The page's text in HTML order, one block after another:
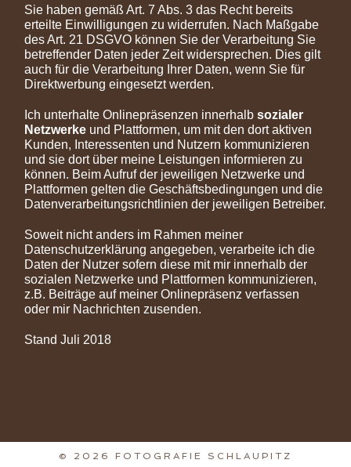
Sie haben gemäß Art. 7 Abs. 3 das Recht bereits
erteilte Einwilligungen zu widerrufen. Nach Maßgabe
des Art. 21 DSGVO können Sie der Verarbeitung Sie
betreffender Daten jeder Zeit widersprechen. Dies gilt
auch für die Verarbeitung Ihrer Daten, wenn Sie für
Direktwerbung eingesetzt werden.
Ich unterhalte Onlinepräsenzen innerhalbsozialer
Netzwerke und Plattformen, um mit den dort aktiven
Kunden, Interessenten und Nutzern kommunizieren
und sie dort über meine Leistungen informieren zu
können. Beim Aufruf der jeweiligen Netzwerke und
Plattformen gelten die Geschäftsbedingungen und die
Datenverarbeitungsrichtlinien der jeweiligen Betreiber.
Soweit nicht anders im Rahmen meiner
Datenschutzerklärung angegeben, verarbeite ich die
Daten der Nutzer sofern diese mit mir innerhalb der
sozialen Netzwerke und Plattformen kommunizieren,
z.B. Beiträge auf meiner Onlinepräsenz verfassen
oder mir Nachrichten zusenden.
Stand Juli 2018
© 2026 FOTOGRAFIE SCHLAUPITZ